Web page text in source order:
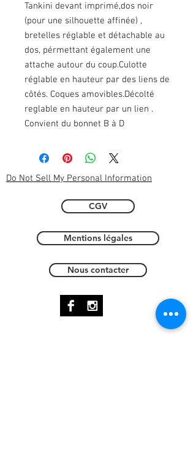
Tankini devant imprimé,dos noir
(pour une silhouette affinée) ,
bretelles réglable et détachable au
dos, pérmettant également une
attache autour du coup.Culotte
réglable en hauteur par des liens de
côtés. Coques amovibles.Décolté
reglable en hauteur par un lien .
Convient du bonnet B à D
Do Not Sell My Personal Information
CGV
Mentions légales
Nous contacter